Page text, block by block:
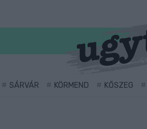
SÁRVÁR KÖRMEND KŐSZEG